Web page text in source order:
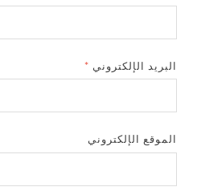
البريد الإلكتروني *
الموقع الإلكتروني